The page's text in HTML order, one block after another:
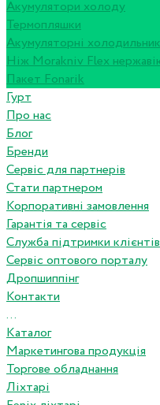
Акумулятори холоду
Термопляшки
Акумуляторні
Ніж Morakniv Flex
Пакет Fonarik
Гурт
Про нас
Блог
Бренди
Сервіс для партнерів
Стати партнером
Корпоративні замовлення
Гарантія та сервіс
Служба підтримки клієнтів
Сервіс оптового порталу
Дропшиппінг
Контакти
...
Каталог
Маркетингова продукція
Торгове обладнання
Ліхтарі